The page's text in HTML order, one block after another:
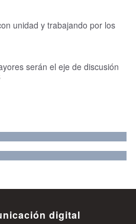
unidad y trabajando por los
serán el eje de discusión
digital